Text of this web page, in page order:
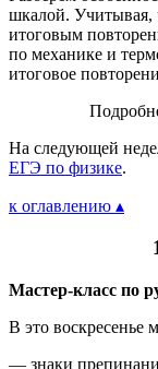
шкалой. Учитывая,
итоговым
по механике и
итоговое
На следующей
ЕГЭ по физике.
к оглавлению ▴
Мастер-класс по
В это воскресенье
— знаки